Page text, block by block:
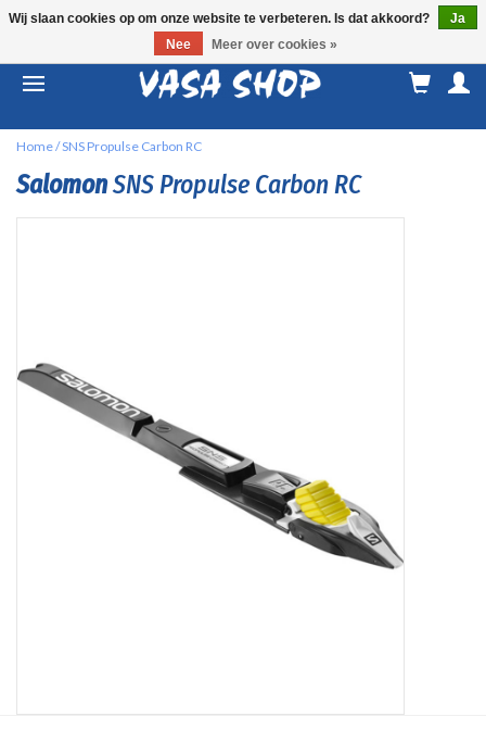
Home/SNS Propulse Carbon RC
SalomonSNS Propulse Carbon RC
Wij slaan cookies op om onze website te verbeteren. Is dat akkoord?
Ja
Nee
Meer over cookies »